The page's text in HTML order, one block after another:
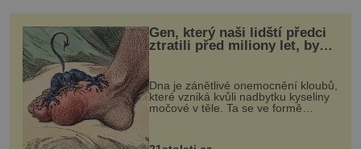
pouštní krajině planiny Nazca na jižním pobřeží
Peru.
Gen, který naši lidští předci
ztratili před miliony let, by
mohl pomoci s léčbou
„nemoci králů“
Dna je zánětlivé onemocnění kloubů,
které vzniká kvůli nadbytku kyseliny
močové v těle. Ta se ve formě
nohou, a způsobuje bole...